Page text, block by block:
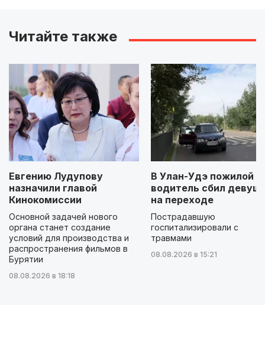
Читайте также
Евгению Лудупову
назначили главой
Кинокомиссии
Основной задачей нового
органа станет создание
условий для производства и
распространения фильмов в
Бурятии
08.08.2026 в 18:18
В Улан-Удэ пожилой
водитель сбил
на переходе
Пострадавшую
госпитализировали с
травмами
08.08.2026 в 15:21